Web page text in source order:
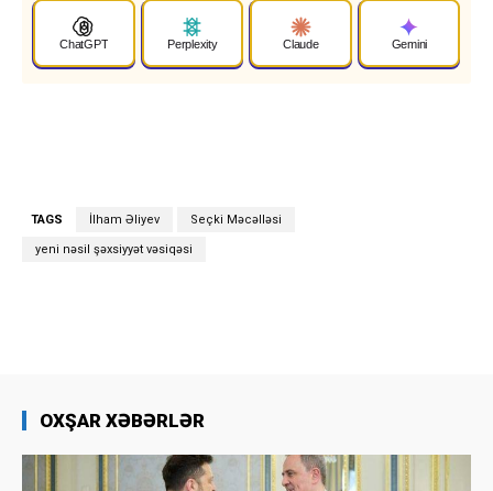
ChatGPT Perplexity Claude Gemini
TAGS İlham Əliyev Seçki Məcəlləsi
yeni nəsil şəxsiyyət vəsiqəsi
OXŞAR XƏBƏRLƏR